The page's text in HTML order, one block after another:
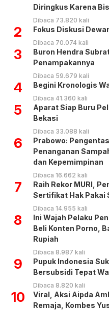
Diringkus Karena
Dibaca 73.820 kali
2 Fokus Diskusi
Dibaca 70.074 kali
3
Buron Hendra
Penampakannya
Dibaca 59.679 kali
4 Begini Kronologis
Dibaca 41.360 kali
5
Aparat Siap Buru
Bekasi
Dibaca 33.088 kali
6
Prabowo:
Penanganan
dan Kepemimpinan
Dibaca 16.662 kali
7
Raih Rekor MURI,
Sertifikat Hak Pakai
Dibaca 14.955 kali
8
Ini Wajah Pelaku
Beli Konten Porno,
Rupiah
Dibaca 8.987 kali
9
Pupuk Indonesia
Bersubsidi Tepat
Dibaca 8.820 kali
10
Viral, Aksi Aipda
Remaja, Kombes